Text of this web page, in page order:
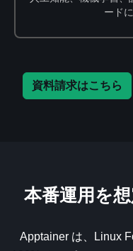
ード
資料請求はこちら
本番運用を
Apptainer は、Linux